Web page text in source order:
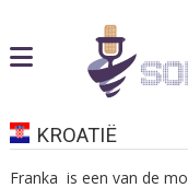
KROATIË
Franka is een van de